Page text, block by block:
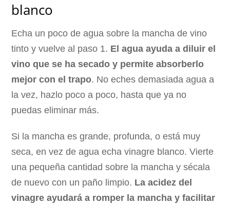
blanco
Echa un poco de agua sobre la mancha de vino
tinto y vuelve al paso 1. El agua ayuda a diluir el
vino que se ha secado y permite absorberlo
mejor con el trapo. No eches demasiada agua a
la vez, hazlo poco a poco, hasta que ya no
puedas eliminar más.
Si la mancha es grande, profunda, o está muy
seca, en vez de agua echa vinagre blanco. Vierte
una pequeña cantidad sobre la mancha y sécala
de nuevo con un paño limpio. La acidez del
vinagre ayudará a romper la mancha y facilitar